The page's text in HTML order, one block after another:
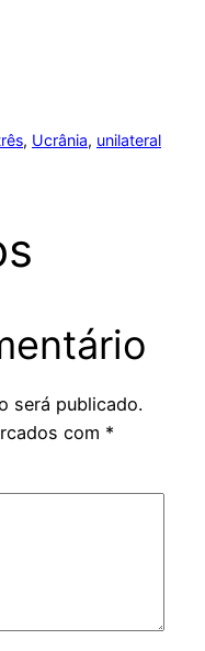
, Ucrânia, unilateral
será publicado.
com *